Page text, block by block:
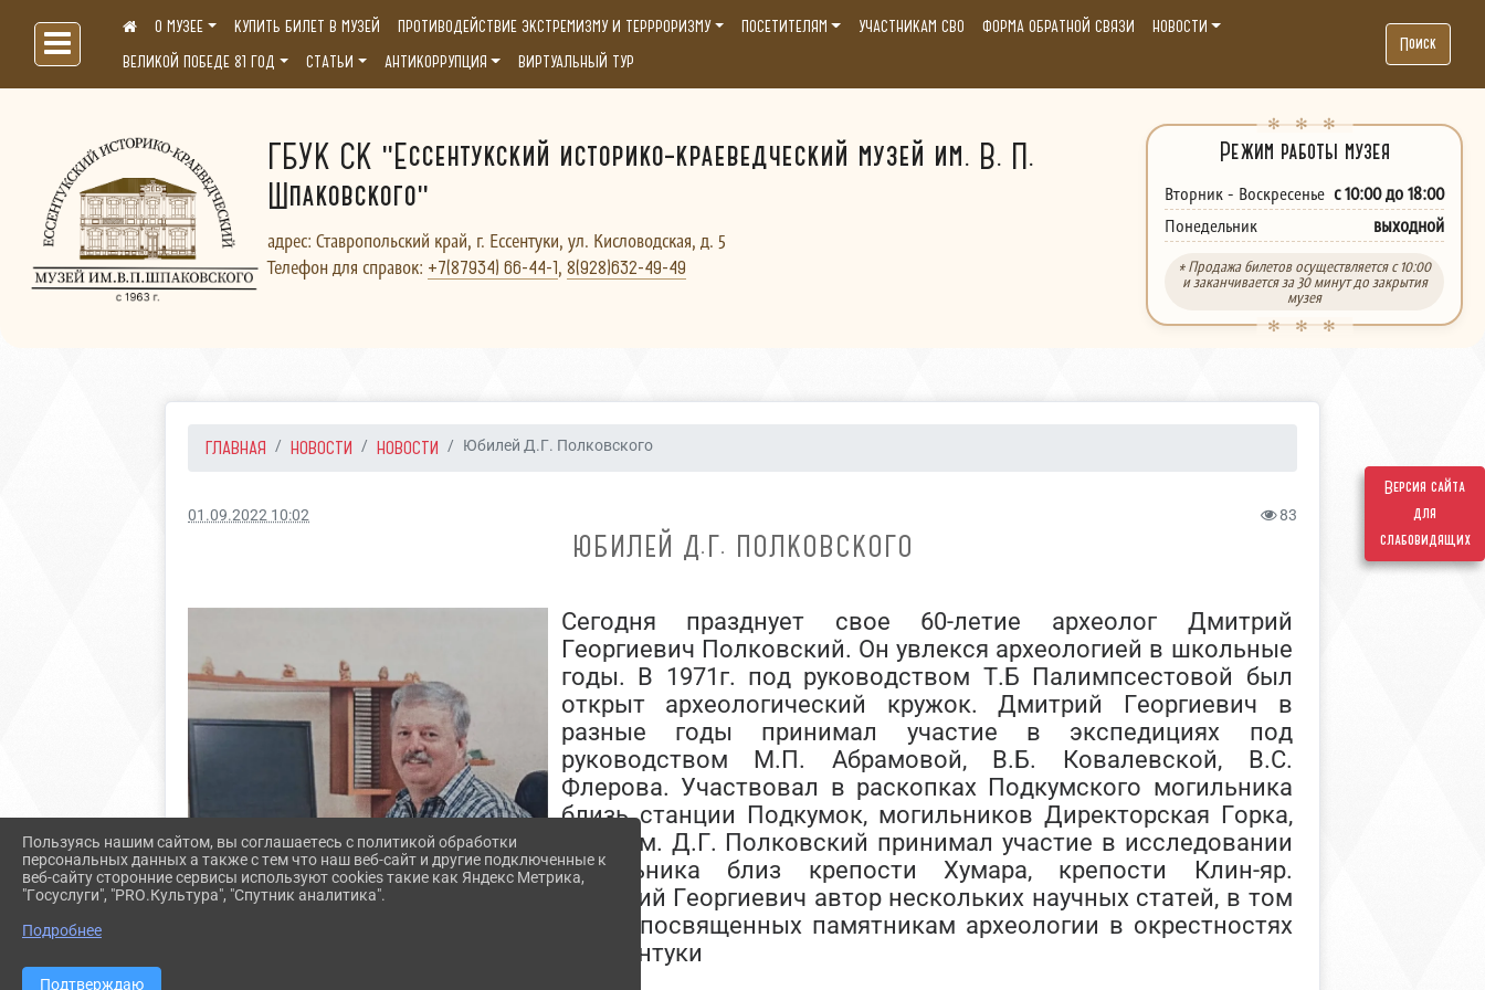
Версия сайта
для
слабовидящих
Больше, чем музей...О МУЗЕЕ КУПИТЬ БИЛЕТ В МУЗЕЙ ПРОТИВОДЕЙСТВИЕ ЭКСТРЕМИЗМУ И ТЕРРРОРИЗМУ ПОСЕТИТЕЛЯМ УЧАСТНИКАМ СВО ФОРМА ОБРАТНОЙ СВЯЗИ
НОВОСТИ
ВЕЛИКОЙ ПОБЕДЕ 81 ГОД
СТАТЬИ АНТИКОРРУПЦИЯ ВИРТУАЛЬНЫЙ ТУР
Поиск
ГБУК СК "Ессентукский историко-краеведческий музей им. В. П.
Шпаковского"
адрес: Ставропольский край, г. Ессентуки, ул. Кисловодская, д. 5
Телефон для справок: +7(87934) 66-44-1, 8(928)632-49-49
Режим работы музея
Вторник - Воскресенье с 10:00 до 18:00
Понедельник выходной
* Продажа билетов осуществляется с 10:00
и заканчивается за 30 минут до закрытия
музея
ГЛАВНАЯ НОВОСТИ НОВОСТИ Юбилей Д.Г. Полковского
01.09.2022 10:02 83
ЮБИЛЕЙ Д.Г. ПОЛКОВСКОГО
Сегодня празднует свое 60-летие археолог Дмитрий
Георгиевич Полковский. Он увлекся археологией в школьные
годы. В 1971г. под руководством Т.Б Палимпсестовой был
открыт археологический кружок. Дмитрий Георгиевич в
разные годы принимал участие в экспедициях под
руководством М.П. Абрамовой, В.Б. Ковалевской, В.С.
Флерова. Участвовал в раскопках Подкумского могильника
близь станции Подкумок, могильников Директорская Горка,
Суаргом. Д.Г. Полковский принимал участие в исследовании
могильника близ крепости Хумара, крепости Клин-яр.
Дмитрий Георгиевич автор нескольких научных статей, в том
числе посвященных памятникам археологии в окрестностях
г. Ессентуки
Пользуясь нашим сайтом, вы соглашаетесь с политикой обработки
персональных данных а также с тем что наш веб-сайт и другие подключенные к
веб-сайту сторонние сервисы используют cookies такие как Яндекс Метрика,
"Госуслуги", "PRO.Культура", "Спутник аналитика".
Подробнее
Подтверждаю